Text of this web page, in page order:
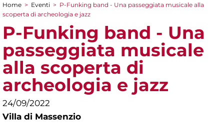
Tu sei qui
Home > Eventi > P-Funking band - Una passeggiata musicale alla
scoperta di archeologia e jazz
P-Funking band - Una
passeggiata musicale
alla scoperta di
archeologia e jazz
24/09/2022
Villa di Massenzio